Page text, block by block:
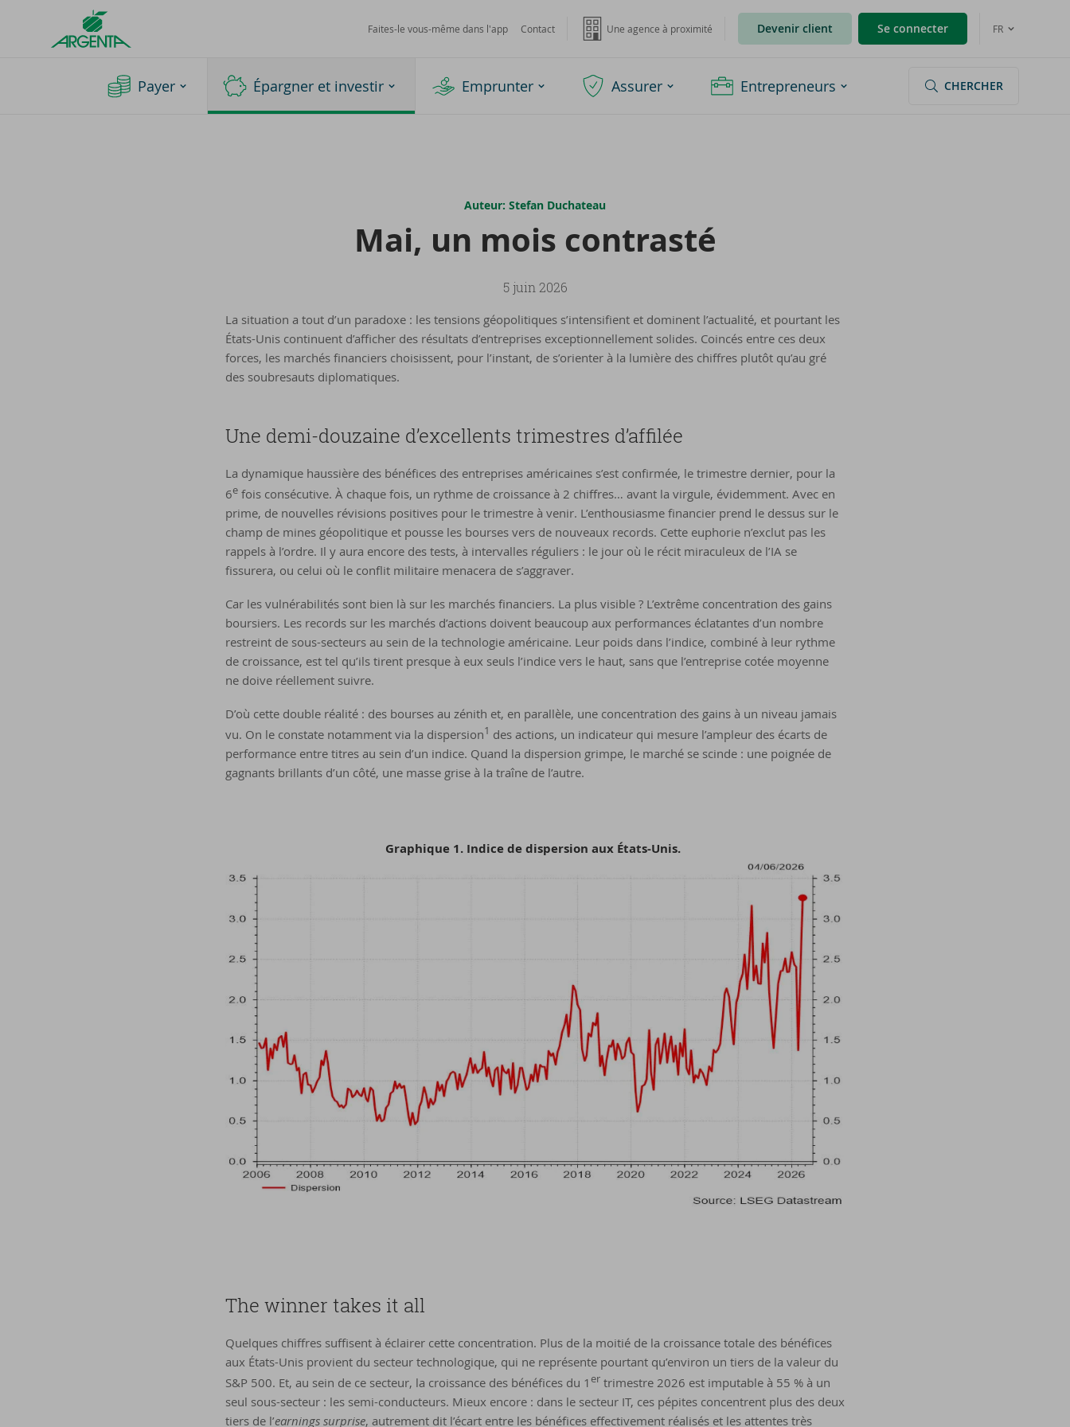
Argenta
Homepage
Faites-le vous-même dans l'app Contact Une agence à proximité Devenir client Se connecter FR
Payer Épargner et investir Emprunter Assurer Entrepreneurs CHERCHER
Auteur: Stefan Duchateau
Mai, un mois contras­té
5 juin 2026
La situation a tout d’un paradoxe : les tensions géopolitiques s’intensifient et dominent l’actualité, et pourtant les
États-Unis continuent d’afficher des résultats d’entreprises exceptionnellement solides. Coincés entre ces deux
forces, les marchés financiers choisissent, pour l’instant, de s’orienter à la lumière des chiffres plutôt qu’au gré
des soubresauts diplomatiques.
Une demi-​douzaine d’ex­cel­lents tri­mestres d’af­fi­lée
La dynamique haussière des bénéfices des entreprises américaines s’est confirmée, le trimestre dernier, pour la
6efois consécutive. À chaque fois, un rythme de croissance à 2 chiffres… avant la virgule, évidemment. Avec en
prime, de nouvelles révisions positives pour le trimestre à venir. L’enthousiasme financier prend le dessus sur le
champ de mines géopolitique et pousse les bourses vers de nouveaux records. Cette euphorie n’exclut pas les
rappels à l’ordre. Il y aura encore des tests, à intervalles réguliers : le jour où le récit miraculeux de l’IA se
fissurera, ou celui où le conflit militaire menacera de s’aggraver.
Car les vulnérabilités sont bien là sur les marchés financiers. La plus visible ? L’extrême concentration des gains
boursiers. Les records sur les marchés d’actions doivent beaucoup aux performances éclatantes d’un nombre
restreint de sous-secteurs au sein de la technologie américaine. Leur poids dans l’indice, combiné à leur rythme
de croissance, est tel qu’ils tirent presque à eux seuls l’indice vers le haut, sans que l’entreprise cotée moyenne
ne doive réellement suivre.
D’où cette double réalité : des bourses au zénith et, en parallèle, une concentration des gains à un niveau jamais
vu. On le constate notamment via la dispersion1 des actions, un indicateur qui mesure l’ampleur des écarts de
performance entre titres au sein d’un indice. Quand la dispersion grimpe, le marché se scinde : une poignée de
gagnants brillants d’un côté, une masse grise à la traîne de l’autre.
Graphique 1. Indice de dispersion aux États-Unis.
The win­ner takes it all
Quelques chiffres suffisent à éclairer cette concentration. Plus de la moitié de la croissance totale des bénéfices
aux États-Unis provient du secteur technologique, qui ne représente pourtant qu’environ un tiers de la valeur du
S&P 500. Et, au sein de ce secteur, la croissance des bénéfices du 1ertrimestre 2026 est imputable à 55 % à un
seul sous-secteur : les semi-conducteurs. Mieux encore : dans le secteur IT, ces pépites concentrent plus des deux
tiers de l’earnings surprise, autrement dit l’écart entre les bénéfices effectivement réalisés et les attentes très